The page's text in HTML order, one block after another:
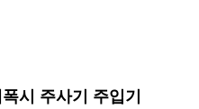
시 주사기 주입기